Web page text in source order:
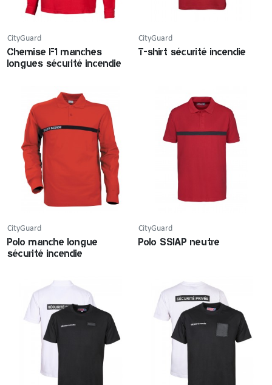
CityGuard
Chemise F1 manches
longues sécurité incendie
CityGuard
T-shirt sécurité incendie
CityGuard
Polo manche longue
sécurité incendie
CityGuard
Polo SSIAP neutre